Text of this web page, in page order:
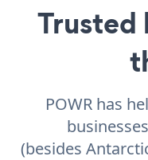
Trusted
POWR has
(besides